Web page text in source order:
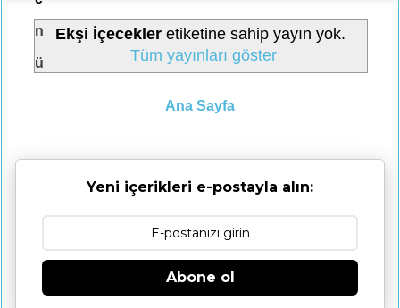
n
ü
Ekşi İçecekleretiketine sahip yayın yok.
Tüm yayınları göster
Ana Sayfa
Yeni içerikleri e-postayla alın:
Abone ol